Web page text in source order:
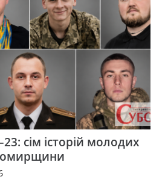
сім історій молодих